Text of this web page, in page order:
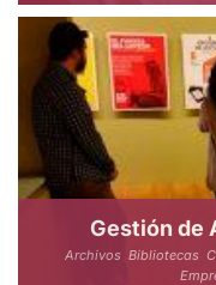
Gestión de
Archivos Bibliotecas